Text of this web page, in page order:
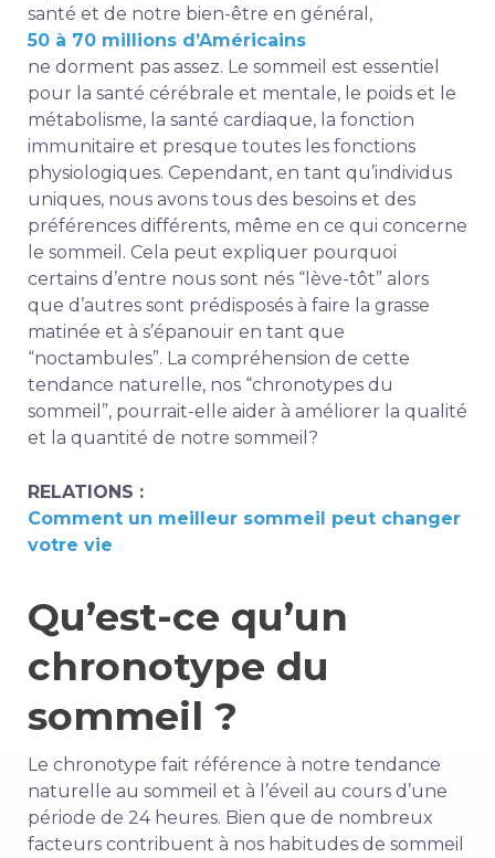
santé et de notre bien-être en général,
50 à 70 millions d’Américains
ne dorment pas assez. Le sommeil est essentiel
pour la santé cérébrale et mentale, le poids et le
métabolisme, la santé cardiaque, la fonction
immunitaire et presque toutes les fonctions
physiologiques. Cependant, en tant qu’individus
uniques, nous avons tous des besoins et des
préférences différents, même en ce qui concerne
le sommeil. Cela peut expliquer pourquoi
certains d’entre nous sont nés “lève-tôt” alors
que d’autres sont prédisposés à faire la grasse
matinée et à s’épanouir en tant que
“noctambules”. La compréhension de cette
tendance naturelle, nos “chronotypes du
sommeil”, pourrait-elle aider à améliorer la qualité
et la quantité de notre sommeil ?
RELATIONS :
Comment un meilleur sommeil peut changer
votre vie
Qu’est-ce qu’un
chronotype du
sommeil ?
Le chronotype fait référence à notre tendance
naturelle au sommeil et à l’éveil au cours d’une
période de 24 heures. Bien que de nombreux
facteurs contribuent à nos habitudes de sommeil